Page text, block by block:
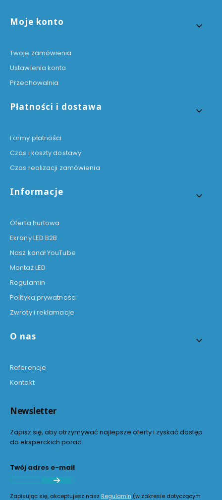
Linki w stopce
Moje konto
Twoje zamówienia
Ustawienia konta
Przechowalnia
Płatności i dostawa
Formy płatności
Czas i koszty dostawy
Czas realizacji zamówienia
Informacje
Oferta hurtowa
Ekrany LED B2B
Nasz kanał YouTube
Montaż LED
Regulamin
Polityka prywatności
Zwroty i reklamacje
O nas
Referencje
Kontakt
Newsletter
Zapisz się, aby otrzymywać najlepsze oferty i zyskać dostęp
do eksperckich porad.
Twój adres e-mail
Zapisując się, akceptujesz nasz Regulamin (w zakresie dotyczącym